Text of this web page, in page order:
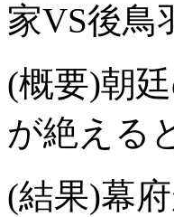
家VS後鳥
(概要)朝
が絶える
(結果)幕